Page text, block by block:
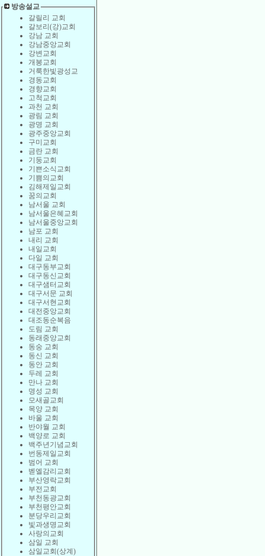
방송설교
갈릴리 교회
갈보리(강)교회
강남 교회
강남중앙교회
강변교회
개봉교회
거룩한빛광성교
경동교회
경향교회
고척교회
과천 교회
광림 교회
광명 교회
광주중앙교회
구미교회
금란 교회
기둥교회
기쁜소식교회
기쁨의교회
김해제일교회
꿈의교회
남서울 교회
남서울은혜교회
남서울중앙교회
남포 교회
내리 교회
내일교회
다일 교회
대구동부교회
대구동신교회
대구샘터교회
대구서문 교회
대구서현교회
대전중앙교회
대조동순복음
도림 교회
동래중앙교회
동숭 교회
동신 교회
동안 교회
두레 교회
만나 교회
명성 교회
모새골교회
목양 교회
바울 교회
반야월 교회
백양로 교회
백주년기념교회
번동제일교회
범어 교회
벧엘감리교회
부산영락교회
부전교회
부천동광교회
부천평안교회
분당우리교회
빛과생명교회
사랑의교회
삼일 교회
삼일교회(상계)